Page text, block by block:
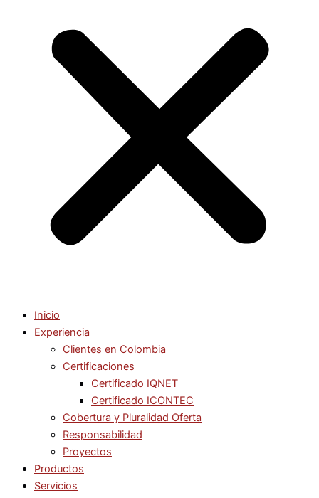
Inicio
Experiencia
Clientes en Colombia
Certificaciones
Certificado IQNET
Certificado ICONTEC
Cobertura y Pluralidad Oferta
Responsabilidad
Proyectos
Productos
Servicios